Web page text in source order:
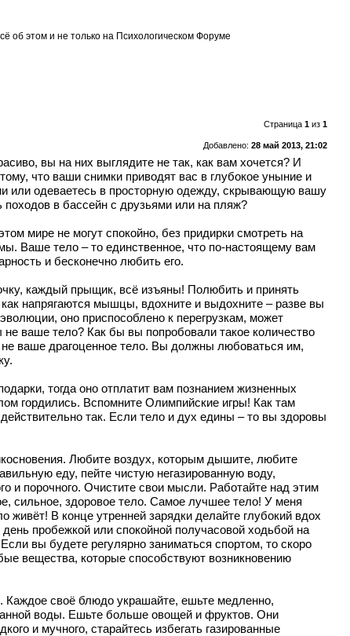
об этом и не только на Психологическом Форуме
Страница 1из 1
Добавлено: 28 май 2013, 21:02
вы на них выглядите не так, как вам хочется? И
что ваши снимки приводят вас в глубокое уныние и
или одеваетесь в просторную одежду, скрывающую вашу
в бассейн с друзьями или на пляж?
мире не могут спокойно, без придирки смотреть на
Ваше тело – то единственное, что по-настоящему вам
и бесконечно любить его.
каждый прыщик, всё изъяны! Полюбить и принять
напрягаются мышцы, вдохните и выдохните – разве вы
оно приспособлено к перегрузкам, может
ваше тело? Как бы вы попробовали такое количество
ваше драгоценное тело. Вы должны любоваться им,
тогда оно отплатит вам познанием жизненных
гордились. Вспомните Олимпийские игры! Как там
так. Если тело и дух едины – то вы здоровы
Любите воздух, которым дышите, любите
еду, пейте чистую негазированную воду,
и порочного. Очистите свои мысли. Работайте над этим
сильное, здоровое тело. Самое лучшее тело! У меня
В конце утренней зарядки делайте глубокий вдох
пробежкой или спокойной получасовой ходьбой на
вы будете регулярно заниматься спортом, то скоро
вещества, которые способствуют возникновению
Каждое своё блюдо украшайте, ешьте медленно,
воды. Ешьте больше овощей и фруктов. Они
и мучного, старайтесь избегать газированные